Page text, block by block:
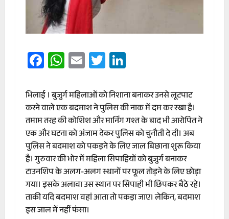
Facebook
WhatsApp
EmailTwitter
भिलाई । बुजुर्ग महिलाओं को निशाना बनाकर उनसे लूटपाट
करने वाले एक बदमाश ने पुलिस की नाक में दम कर रखा है।
तमाम तरह की कोशिश और मार्निंग गश्त के बाद भी आरोपित ने
एक और घटना को अंजाम देकर पुलिस को चुनौती दे दी। अब
पुलिस ने बदमाश को पकड़ने के लिए जाल बिछाना शुरू किया
है। गुरुवार की भोर में महिला सिपाहियों को बुजुर्ग बनाकर
टाउनशिप के अलग-अलग स्थानों पर फूल तोड़ने के लिए छोड़ा
गया। इसके अलावा उस स्थान पर सिपाही भी छिपकर बैठे रहे।
ताकी यदि बदमाश वहां आता तो पकड़ा जाए। लेकिन, बदमाश
इस जाल में नहीं फंसा।